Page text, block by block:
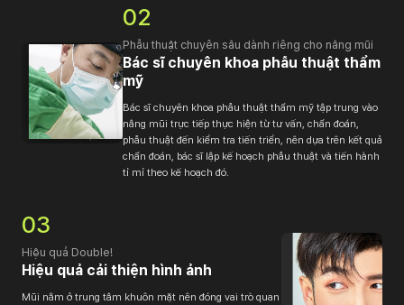
02
Phẫu thuật chuyên sâu dành riêng cho nâng mũi
Bác sĩ chuyên khoa phẫu thuật thẩm
mỹ
Bác sĩ chuyên khoa phẫu thuật thẩm mỹ tập trung vào
nâng mũi trực tiếp thực hiện từ tư vấn, chẩn đoán,
phẫu thuật đến kiểm tra tiến triển, nên dựa trên kết quả
chẩn đoán, bác sĩ lập kế hoạch phẫu thuật và tiến hành
tỉ mỉ theo kế hoạch đó.
03
Hiệu quả Double!
Hiệu quả cải thiện hình ảnh
Mũi nằm ở trung tâm khuôn mặt nên đóng vai trò quan